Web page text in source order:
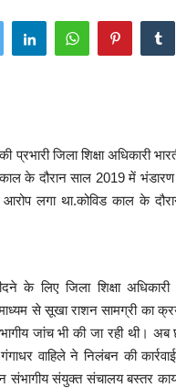
प्रभारी जिला शिक्षा अधिकारी
के दौरान साल 2019 में भंडारण
लगा था.कोविड काल के
के लिए जिला शिक्षा
से सूखा राशन सामग्री का
जांच भी की जा रही थी। अब
वाहिले ने निलंबन की
संभागीय संयुक्त संचालय बस्तर